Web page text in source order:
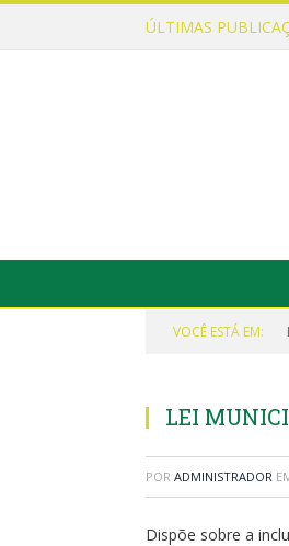
ÚLTIMAS
VOCÊ ESTÁ EM:
LEI
POR ADMINISTRADOR
Dispõe sobre a